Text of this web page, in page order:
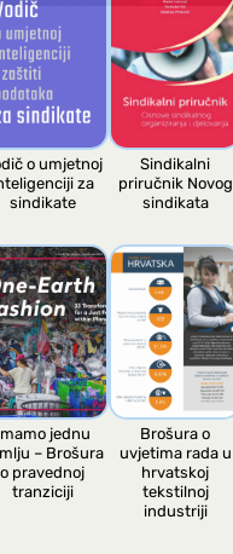
o umjetnoj
za
sindikate
Sindikalni
priručnik Novog
sindikata
jednu
– Brošura
o pravednoj
tranziciji
Brošura o
uvjetima rada u
hrvatskoj
tekstilnoj
industriji